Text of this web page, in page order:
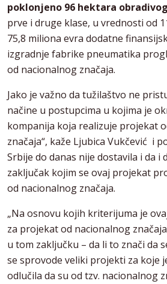
poklonjeno 96 hektara
prve i druge klase, u vrednosti od
75,8 miliona evra dodatne
izgradnje fabrike pneumatika
od nacionalnog značaja.
Jako je važno da tužilaštvo ne
načine u postupcima u kojima je
kompanija koja realizuje projekat
značaja“, kaže Ljubica Vukčević i
Srbije do danas nije dostavila i da i
zaključak kojim se ovaj projekat
od nacionalnog značaja.
„Na osnovu kojih kriterijuma je
za projekat od nacionalnog
u tom zaključku – da li to znači da
se sprovode veliki projekti za koje
odlučila da su od tzv. nacionalnog